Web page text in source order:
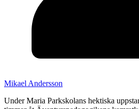
Mikael Andersson
Under Maria Parkskolans hektiska